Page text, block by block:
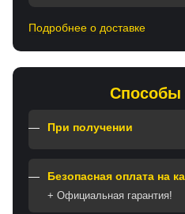
Подробнее о доставке
Способы
При получении
Безопасная оплата на
+ Официальная гарантия!